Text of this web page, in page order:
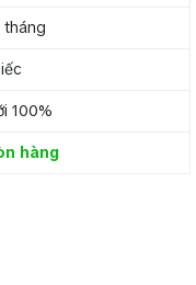
tháng
100%
hàng